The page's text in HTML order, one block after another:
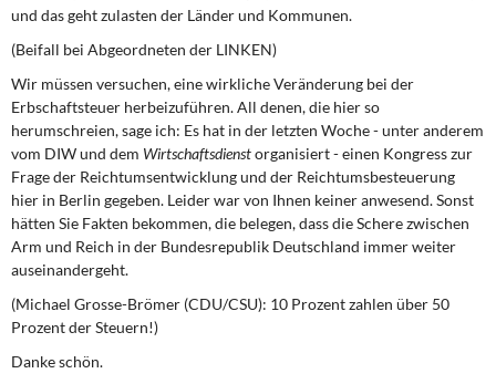
und das geht zulasten der Länder und Kommunen.
(Beifall bei Abgeordneten der LINKEN)
Wir müssen versuchen, eine wirkliche Veränderung bei der
Erbschaftsteuer herbeizuführen. All denen, die hier so
herumschreien, sage ich: Es hat in der letzten Woche - unter anderem
vom DIW und dem Wirtschaftsdienstorganisiert - einen Kongress zur
Frage der Reichtumsentwicklung und der Reichtumsbesteuerung
hier in Berlin gegeben. Leider war von Ihnen keiner anwesend. Sonst
hätten Sie Fakten bekommen, die belegen, dass die Schere zwischen
Arm und Reich in der Bundesrepublik Deutschland immer weiter
auseinandergeht.
(Michael Grosse-Brömer (CDU/CSU): 10 Prozent zahlen über 50
Prozent der Steuern!)
Danke schön.